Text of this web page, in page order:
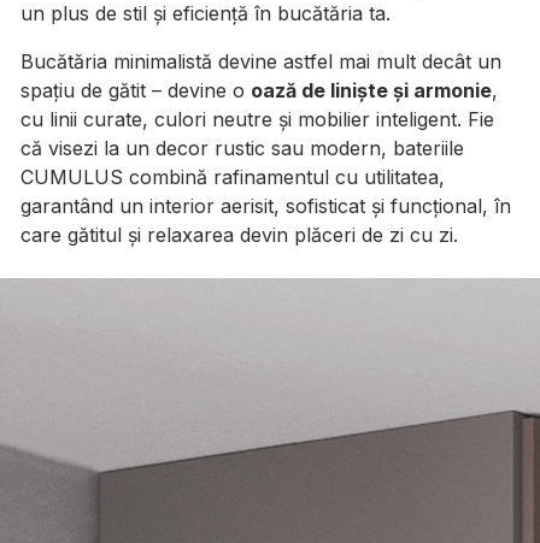
un plus de stil și eficiență în bucătăria ta.
Bucătăria minimalistă devine astfel mai mult decât un
spațiu de gătit – devine o oază de liniște și armonie,
cu linii curate, culori neutre și mobilier inteligent. Fie
că visezi la un decor rustic sau modern, bateriile
CUMULUS combină rafinamentul cu utilitatea,
garantând un interior aerisit, sofisticat și funcțional, în
care gătitul și relaxarea devin plăceri de zi cu zi.